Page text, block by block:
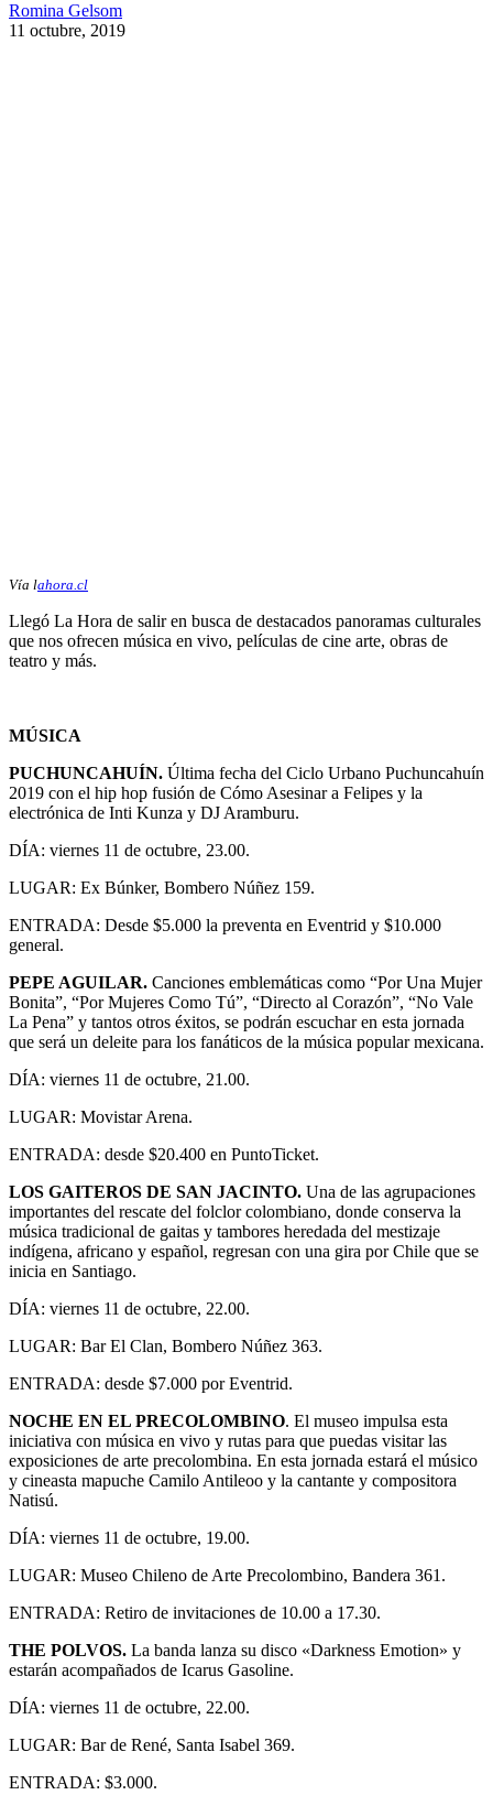
Romina Gelsom
11 octubre, 2019
Vía lahora.cl
Llegó La Hora de salir en busca de destacados panoramas culturales
que nos ofrecen música en vivo, películas de cine arte, obras de
teatro y más.
MÚSICA
PUCHUNCAHUÍN. Última fecha del Ciclo Urbano Puchuncahuín
2019 con el hip hop fusión de Cómo Asesinar a Felipes y la
electrónica de Inti Kunza y DJ Aramburu.
DÍA: viernes 11 de octubre, 23.00.
LUGAR: Ex Búnker, Bombero Núñez 159.
ENTRADA: Desde $5.000 la preventa en Eventrid y $10.000
general.
PEPE AGUILAR. Canciones emblemáticas como “Por Una Mujer
Bonita”, “Por Mujeres Como Tú”, “Directo al Corazón”, “No Vale
La Pena” y tantos otros éxitos, se podrán escuchar en esta jornada
que será un deleite para los fanáticos de la música popular mexicana.
DÍA: viernes 11 de octubre, 21.00.
LUGAR: Movistar Arena.
ENTRADA: desde $20.400 en PuntoTicket.
LOS GAITEROS DE SAN JACINTO. Una de las agrupaciones
importantes del rescate del folclor colombiano, donde conserva la
música tradicional de gaitas y tambores heredada del mestizaje
indígena, africano y español, regresan con una gira por Chile que se
inicia en Santiago.
DÍA: viernes 11 de octubre, 22.00.
LUGAR: Bar El Clan, Bombero Núñez 363.
ENTRADA: desde $7.000 por Eventrid.
NOCHE EN EL PRECOLOMBINO. El museo impulsa esta
iniciativa con música en vivo y rutas para que puedas visitar las
exposiciones de arte precolombina. En esta jornada estará el músico
y cineasta mapuche Camilo Antileoo y la cantante y compositora
Natisú.
DÍA: viernes 11 de octubre, 19.00.
LUGAR: Museo Chileno de Arte Precolombino, Bandera 361.
ENTRADA: Retiro de invitaciones de 10.00 a 17.30.
THE POLVOS. La banda lanza su disco «Darkness Emotion» y
estarán acompañados de Icarus Gasoline.
DÍA: viernes 11 de octubre, 22.00.
LUGAR: Bar de René, Santa Isabel 369.
ENTRADA: $3.000.